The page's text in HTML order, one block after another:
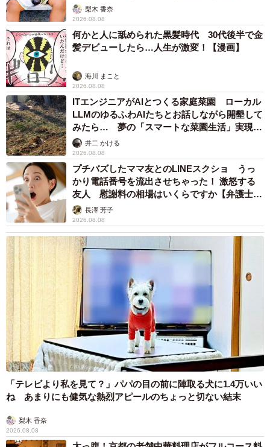
「尊…」
梨木 香奈
2026.08.08
何かと人に舐められた黒髪時代 30代後半で金
髪デビューしたら…人生が激変！【漫画】
海川 まこと
2026.08.08
ITエンジニアがAIとつくる家庭菜園 ローカル
LLMのゆるふわAIたちとお話しながら開墾して
みたら… 夢の「スマートな菜園生活」実現な
るか井二 かける
2026.08.08
プチバズしたママ友とのLINEスクショ うっ
かり電話番号を流出させちゃった！ 激怒する
友人 慰謝料の相場はいくらですか【弁護士が
解説】長澤 芳子
2026.08.08
「テレビより私を見て？」パパの目の前に陣取る犬に1.4万いい
ね あまりにも健気な熱烈アピールのちょっと切ない結末
梨木 香奈
2026.08.08